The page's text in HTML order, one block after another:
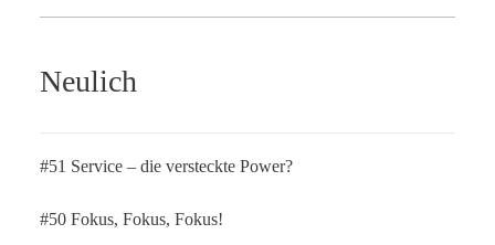
Neulich
#51 Service – die versteckte Power?
#50 Fokus, Fokus, Fokus!